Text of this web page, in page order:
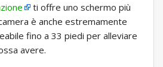
ti offre uno schermo più
è anche estremamente
fino a 33 piedi per alleviare
avere.